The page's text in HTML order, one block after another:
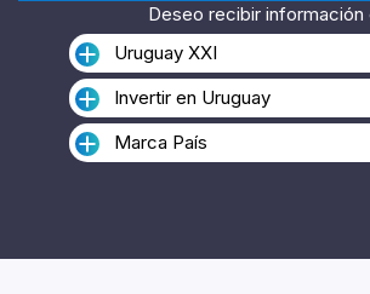
Deseo recibir información
Uruguay XXI
Invertir en Uruguay
Marca País